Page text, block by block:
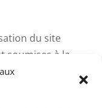
du site
soumises à la
social de
de